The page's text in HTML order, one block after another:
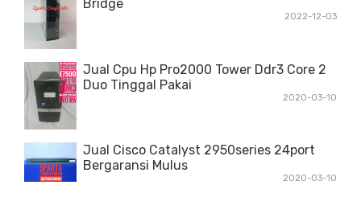
Bridge
2022-12-03
Jual Cpu Hp Pro2000 Tower Ddr3 Core 2
Duo Tinggal Pakai
2020-03-10
Jual Cisco Catalyst 2950series 24port
Bergaransi Mulus
2020-03-10